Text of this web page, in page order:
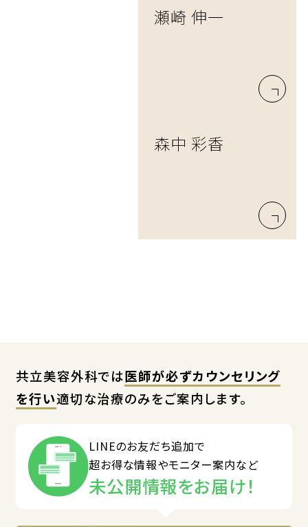
瀬崎 伸一
森中 彩香
共立美容外科では医師が必ずカウンセリング
を行い適切な治療のみをご案内します。
LINEのお友だち追加で
超お得な情報やモニター案内など
未公開情報をお届け！